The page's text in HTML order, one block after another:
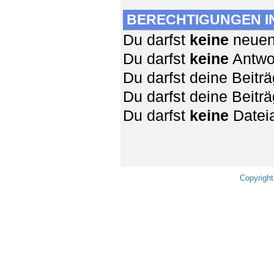
BERECHTIGUNGEN
Du darfst keine
Du darfst keine
Du darfst deine
Du darfst deine
Du darfst keine